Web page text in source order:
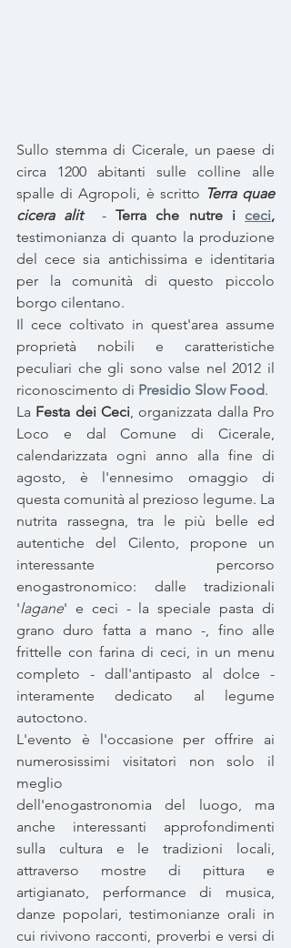
Sullo stemma di Cicerale, un paese di
circa 1200 abitanti sulle colline alle
spalle di Agropoli, è scritto Terra quae
cicera alit
- Terra che nutre i ceci,
testimonianza di quanto la produzione
del cece sia antichissima e identitaria
per la comunità di questo piccolo
borgo cilentano.
Il cece coltivato in quest'area assume
proprietà nobili e caratteristiche
peculiari che gli sono valse nel 2012 il
riconoscimento di Presidio Slow Food.
La Festa dei Ceci, organizzata dalla Pro
Loco e dal Comune di Cicerale,
calendarizzata ogni anno alla fine di
agosto, è l'ennesimo omaggio di
questa comunità al prezioso legume. La
nutrita rassegna, tra le più belle ed
autentiche del Cilento, propone un
interessante percorso
enogastronomico: dalle tradizionali
'lagane' e ceci - la speciale pasta di
grano duro fatta a mano -, fino alle
frittelle con farina di ceci, in un menu
completo - dall'antipasto al dolce -
interamente dedicato al legume
autoctono.
L'evento è l'occasione per offrire ai
numerosissimi visitatori non solo il
meglio
dell'enogastronomia del luogo, ma
anche interessanti approfondimenti
sulla cultura e le tradizioni locali,
attraverso mostre di pittura e
artigianato, performance di musica,
danze popolari, testimonianze orali in
cui rivivono racconti, proverbi e versi di